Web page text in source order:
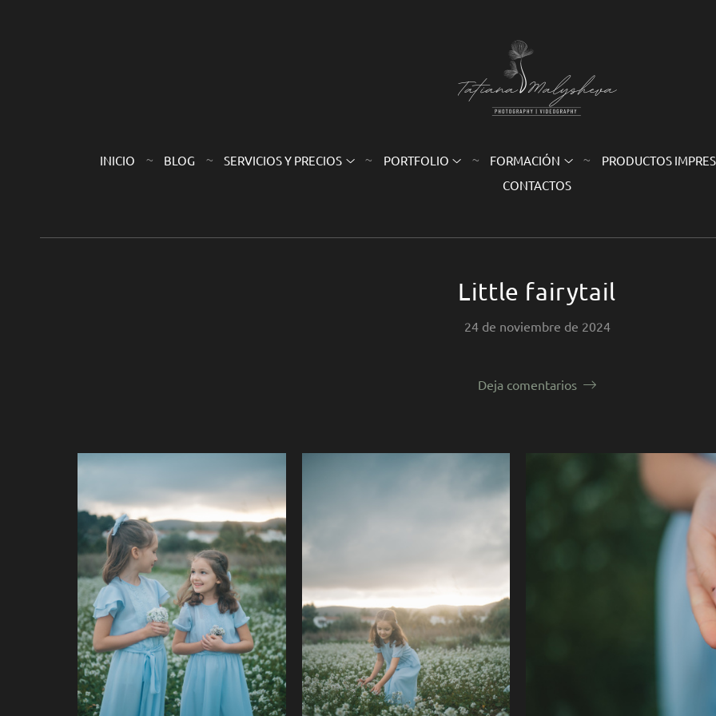
INICIO BLOG SERVICIOS Y PRECIOS PORTFOLIO FORMACIÓN
PRODUCTOS
CONTACTOS
Little fairytail
24 de noviembre de 2024
Deja comentarios